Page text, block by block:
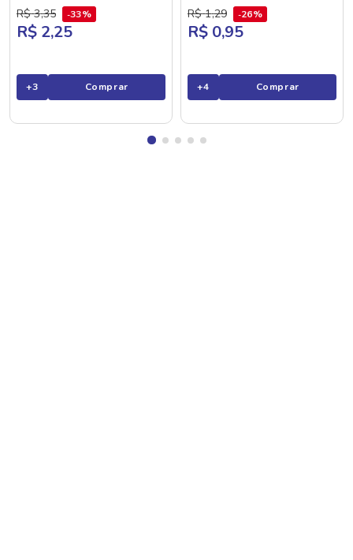
Framboesa e Amora 85g
R$ 3,35 33%
R$ 2,25
+3 Comprar
R$ 1,29 26%
R$ 0,95
+4 Comprar